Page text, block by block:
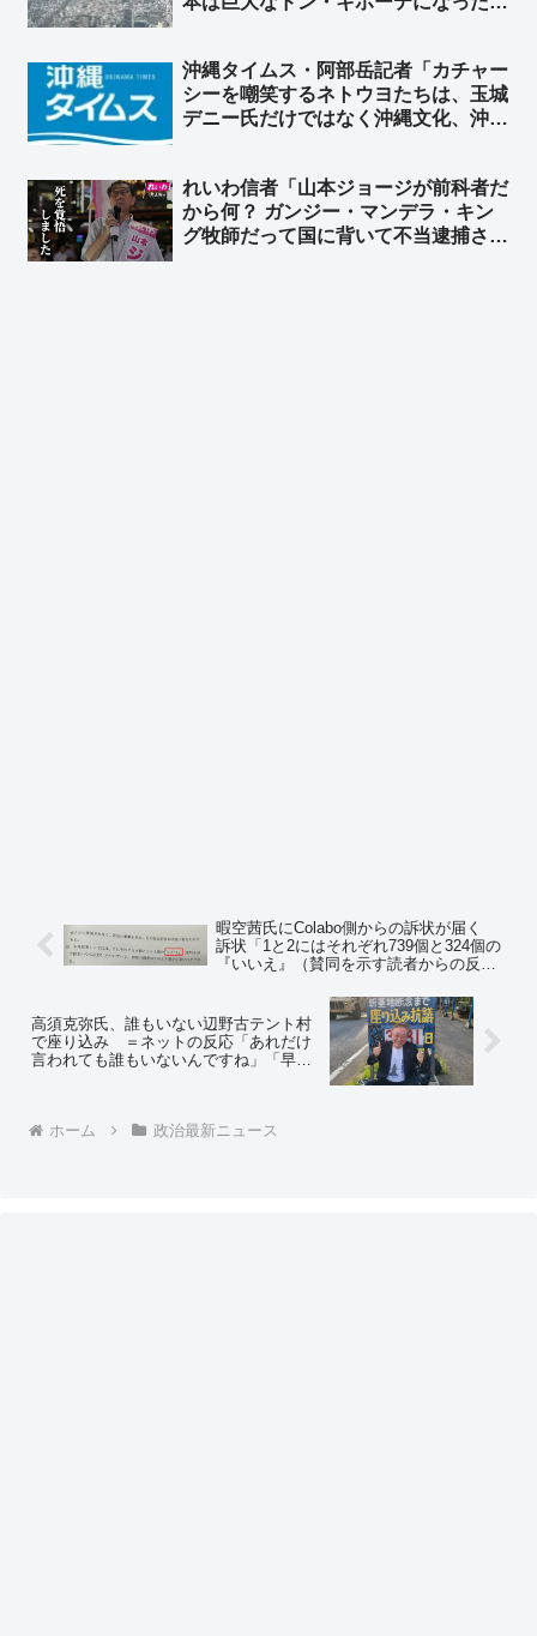
ット「じゃあ長年の緊縮財政で貧しく
なった国民、誰か責任とってくれよ」
沖縄タイムス・阿部岳記者「カチャー
シーを嘲笑するネトウヨたちは、玉城
デニー氏だけではなく沖縄文化、沖縄
は主語をデカくする』『デモ参加者を
盛る』← これはセットな」
れいわ信者「山本ジョージが前科者だ
から何？ ガンジー・マンデラ・キン
グ牧師だって国に背いて不当逮捕され
暇空茜氏にColabo側からの訴状が届く
訴状「1と2にはそれぞれ739個と324個の
『いいえ』（賛同を示す読者からの反
「『いいね』と『いいえ』を間違えてる
のかｗ」「訴状で致命的な誤植とか…
w」「『いいえ』ボタンどこ？…」
高須克弥氏、誰もいない辺野古テント村
で座り込み ＝ネットの反応「あれだけ
言われても誰もいないんですね」「早
ホーム 政治最新ニュース